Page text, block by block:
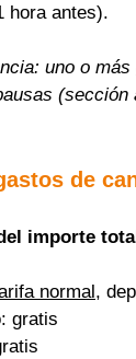
hora antes).
uno o más
(sección
de
importe
normal,
gratis